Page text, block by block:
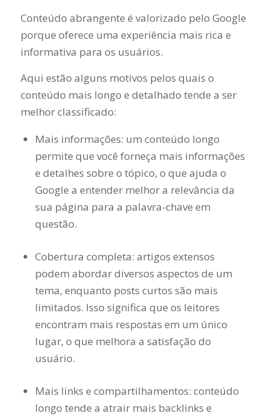
Conteúdo abrangente é valorizado pelo Google
porque oferece uma experiência mais rica e
informativa para os usuários.
Aqui estão alguns motivos pelos quais o
conteúdo mais longo e detalhado tende a ser
melhor classificado:
Mais informações: um conteúdo longo
permite que você forneça mais informações
e detalhes sobre o tópico, o que ajuda o
Google a entender melhor a relevância da
sua página para a palavra-chave em
questão.
Cobertura completa: artigos extensos
podem abordar diversos aspectos de um
tema, enquanto posts curtos são mais
limitados. Isso significa que os leitores
encontram mais respostas em um único
lugar, o que melhora a satisfação do
usuário.
Mais links e compartilhamentos: conteúdo
longo tende a atrair mais backlinks e